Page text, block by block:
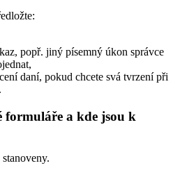
popř. jiný písemný úkon správce
daní, pokud chcete svá tvrzení při
formuláře a kde jsou k